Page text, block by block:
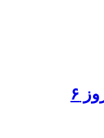
قیمت دینار عراق امروز ۶